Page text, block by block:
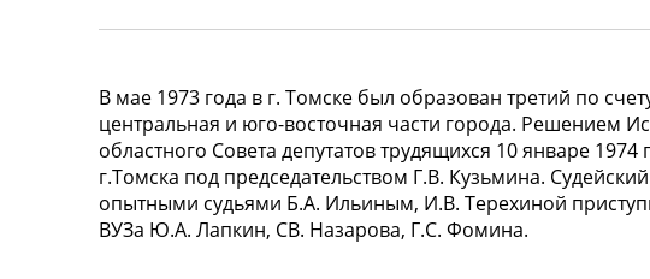
В мае 1973 года в г. Томске был образован третий по
центральная и юго-восточная части города. Решением
областного Совета депутатов трудящихся 10 январе
г.Томска под председательством Г.В. Кузьмина.
опытными судьями Б.А. Ильиным, И.В. Терехиной
ВУЗа Ю.А. Лапкин, СВ. Назарова, Г.С. Фомина.